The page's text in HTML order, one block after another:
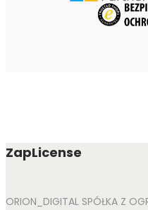
ZapLicense
ORION_DIGITAL SPÓŁKA Z